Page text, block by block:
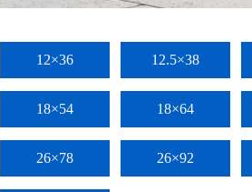
12×36 12.5×38
18×54 18×64
26×78 26×92